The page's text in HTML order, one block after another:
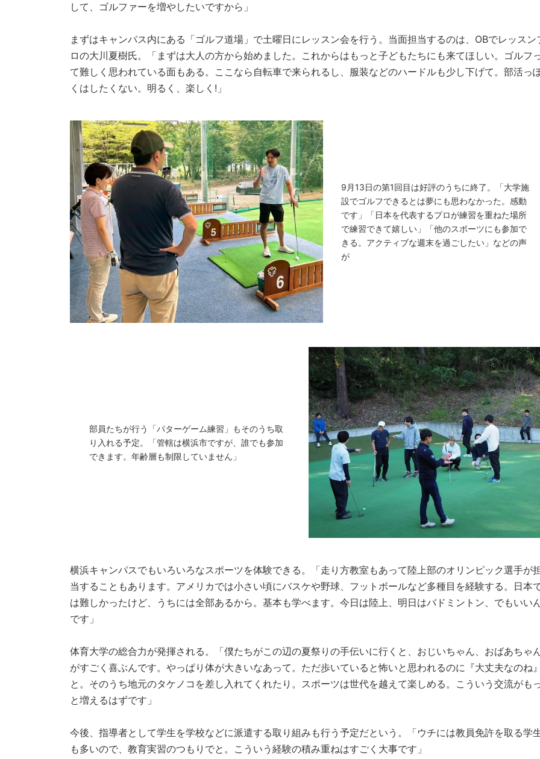
して、ゴルファーを増やしたいですから」
まずはキャンパス内にある「ゴルフ道場」で土曜日にレッスン会を行う。当面担当するのは、OBでレッスン
ロの大川夏樹氏。「まずは大人の方から始めました。これからはもっと子どもたちにも来てほしい。ゴルフ
て難しく思われている面もある。ここなら自転車で来られるし、服装などのハードルも少し下げて。部活っ
くはしたくない。明るく、楽しく!」
9月13日の第1回目は好評のうちに終了。「大学施
設でゴルフできるとは夢にも思わなかった。感動
です」「日本を代表するプロが練習を重ねた場所
で練習できて嬉しい」「他のスポーツにも参加で
きる。アクティブな週末を過ごしたい」などの声
が
部員たちが行う「パターゲーム練習」もそのうち取
り入れる予定。「管轄は横浜市ですが、誰でも参加
できます。年齢層も制限していません」
横浜キャンパスでもいろいろなスポーツを体験できる。「走り方教室もあって陸上部のオリンピック選手が
当することもあります。アメリカでは小さい頃にバスケや野球、フットボールなど多種目を経験する。日本
は難しかったけど、うちには全部あるから。基本も学べます。今日は陸上、明日はバドミントン、でもいい
です」
体育大学の総合力が発揮される。「僕たちがこの辺の夏祭りの手伝いに行くと、おじいちゃん、おばあちゃ
がすごく喜ぶんです。やっぱり体が大きいなあって。ただ歩いていると怖いと思われるのに『大丈夫なのね
と。そのうち地元のタケノコを差し入れてくれたり。スポーツは世代を越えて楽しめる。こういう交流がも
と増えるはずです」
今後、指導者として学生を学校などに派遣する取り組みも行う予定だという。「ウチには教員免許を取る学
も多いので、教育実習のつもりでと。こういう経験の積み重ねはすごく大事です」